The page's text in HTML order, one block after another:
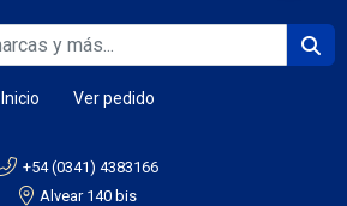
Inicio Ver pedido
+54 (0341) 4383166
Alvear 140 bis